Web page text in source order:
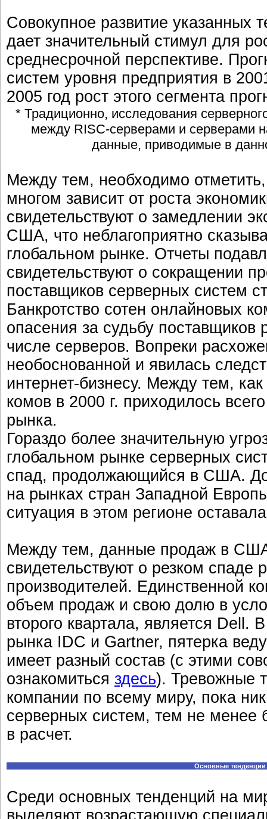
Совокупное развитие указанных
дает значительный стимул для
среднесрочной перспективе.
систем уровня предприятия в
2005 год рост этого сегмента
* Традиционно, исследования
между RISC-серверами и серверами
данные, приводимые в
Между тем, необходимо
многом зависит от роста
свидетельствуют о замедлении
США, что неблагоприятно
глобальном рынке. Отчеты
свидетельствуют о сокращении
поставщиков серверных систем
Банкротство сотен онлайновых
опасения за судьбу
числе серверов. Вопреки
необоснованной и явилась
интернет-бизнесу. Между тем,
комов в 2000 г. приходилось
рынка.
Гораздо более значительную
глобальном рынке серверных
спад, продолжающийся в США. До
на рынках стран Западной
ситуация в этом регионе
Между тем, данные продаж в
свидетельствуют о резком
производителей. Единственной
объем продаж и свою долю в
второго квартала, является Dell.
рынка IDC и Gartner, пятерка
имеет разный состав (с этими
ознакомиться здесь). Тревожные
компании по всему миру, пока
серверных систем, тем не
в расчет.
Основные
Среди основных тенденций на
выделяют возрастающую